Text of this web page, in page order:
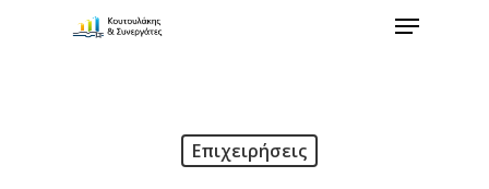
Επιχειρήσεις